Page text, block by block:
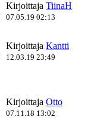
Kirjoittaja TiinaH
07.05.19 02:13
Kirjoittaja Kantti
12.03.19 23:49
Kirjoittaja Otto
07.11.18 13:02